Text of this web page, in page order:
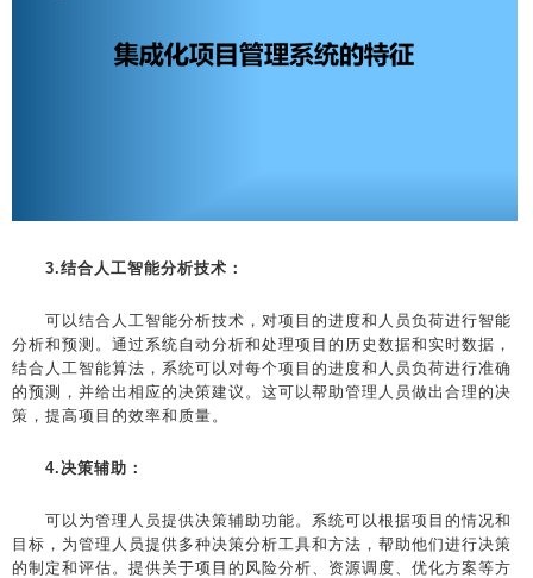
3.结合人工智能分析技术：
可以结合人工智能分析技术，对项目的进度和人员负荷进行智能
分析和预测。通过系统自动分析和处理项目的历史数据和实时数据，
结合人工智能算法，系统可以对每个项目的进度和人员负荷进行准确
的预测，并给出相应的决策建议。这可以帮助管理人员做出合理的决
策，提高项目的效率和质量。
4.决策辅助：
可以为管理人员提供决策辅助功能。系统可以根据项目的情况和
目标，为管理人员提供多种决策分析工具和方法，帮助他们进行决策
的制定和评估。提供关于项目的风险分析、资源调度、优化方案等方